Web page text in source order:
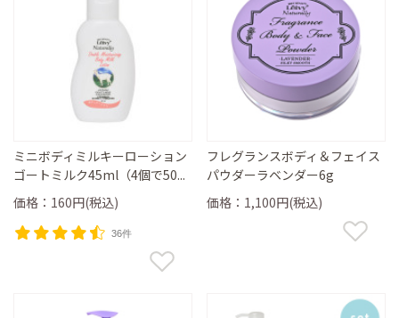
ミニボディミルキーローション
ゴートミルク45ml（4個で50...
価格：160円(税込)
36件
フレグランスボディ＆フェイス
パウダーラベンダー6g
価格：1,100円(税込)